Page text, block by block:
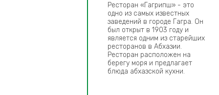
Ресторан «Гагрипш» - это
одно из самых известных
заведений в городе Гагра. Он
был открыт в 1903 году и
является одним из старейших
ресторанов в Абхазии.
Ресторан расположен на
берегу моря и предлагает
блюда абхазской кухни.